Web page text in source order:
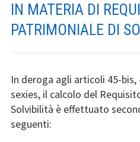
IN MATERIA DI
PATRIMONIALE DI
In deroga agli articoli 45-bis,
sexies, il calcolo del
Solvibilità è effettuato
seguenti: